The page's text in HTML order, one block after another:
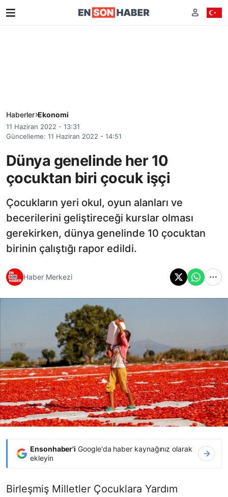
Haberler Ekonomi
11 Haziran 2022 - 13:31
Güncelleme: 11 Haziran 2022 - 14:51
Dünya genelinde her 10
çocuktan biri çocuk işçi
Çocukların yeri okul, oyun alanları ve
becerilerini geliştireceği kurslar olması
gerekirken, dünya genelinde 10 çocuktan
birinin çalıştığı rapor edildi.
Haber Merkezi
Ensonhaber'i Google'da haber kaynağınız olarak
ekleyin
Birleşmiş Milletler Çocuklara Yardım